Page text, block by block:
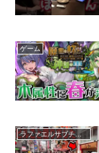
ゲーム
ラファエルサブチャンネル